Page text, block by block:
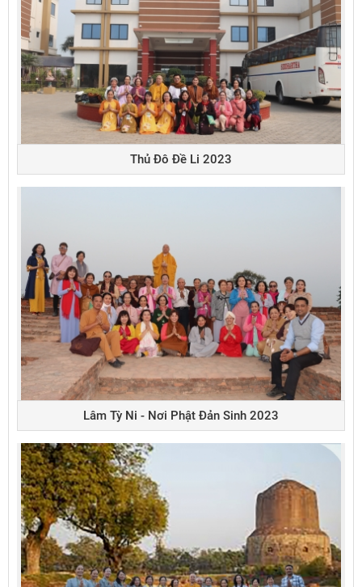
Thủ Đô Đề Li 2023
Lâm Tỳ Ni - Nơi Phật Đản Sinh 2023